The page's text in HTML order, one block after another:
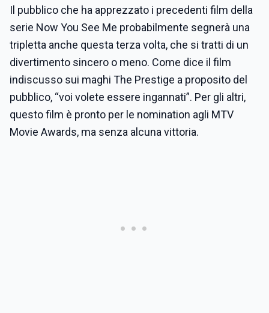
Il pubblico che ha apprezzato i precedenti film della
serie Now You See Me probabilmente segnerà una
tripletta anche questa terza volta, che si tratti di un
divertimento sincero o meno. Come dice il film
indiscusso sui maghi The Prestige a proposito del
pubblico, “voi volete essere ingannati”. Per gli altri,
questo film è pronto per le nomination agli MTV
Movie Awards, ma senza alcuna vittoria.